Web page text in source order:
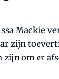
Mackie
zijn
om er